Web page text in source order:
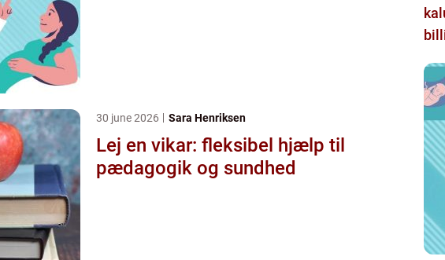
30 june 2026 Sara Henriksen
Lej en vikar: fleksibel hjælp til
pædagogik og sundhed